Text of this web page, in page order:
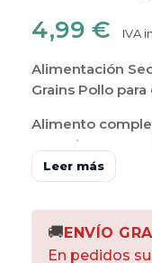
4,99 € IVA
Alimentación
Grains Pollo
Alimento
meses),
con
avena)y
carbohidratos
Elaborado con
principal
seleccionadas
Leer más
🚚ENVÍO
En pedidos